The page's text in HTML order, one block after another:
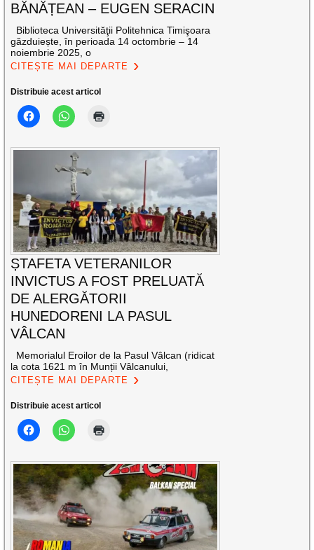
BĂNĂȚEAN – EUGEN SERACIN
Biblioteca Universităţii Politehnica Timişoara
găzduiește, în perioada 14 octombrie – 14
noiembrie 2025, o
CITEȘTE MAI DEPARTE
Distribuie acest articol
ȘTAFETA VETERANILOR
INVICTUS A FOST PRELUATĂ
DE ALERGĂTORII
HUNEDORENI LA PASUL
VÂLCAN
Memorialul Eroilor de la Pasul Vâlcan (ridicat
la cota 1621 m în Munții Vâlcanului,
CITEȘTE MAI DEPARTE
Distribuie acest articol